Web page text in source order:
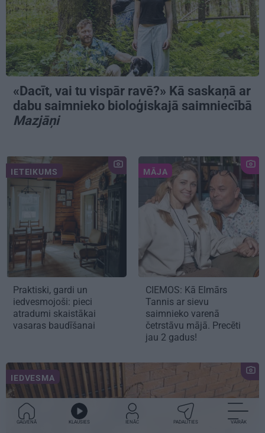
«Dacīt, vai tu vispār ravē?» Kā saskaņā ar
dabu saimnieko bioloģiskajā saimniecībā
Mazjāņi
IETEIKUMS
Praktiski, gardi un
iedvesmojoši: pieci
atradumi skaistākai
vasaras baudīšanai
MĀJA
CIEMOS: Kā Elmārs
Tannis ar sievu
saimnieko varenā
četrstāvu mājā. Precēti
jau 2 gadus!
IEDVESMA
GALVENĀ KLAUSIES IENĀC PADALĪTIES VAIRĀK